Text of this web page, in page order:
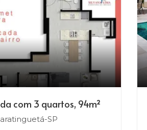
com 3 quartos, 94m²
SP